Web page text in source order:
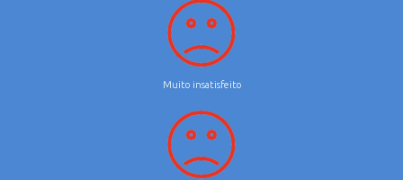
Muito insatisfeito